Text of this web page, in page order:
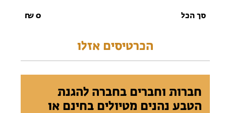
סך הכל 0
₪
הכרטיסים אזלו
חברות וחברים בחברה להגנת
הטבע נהנים מטיולים בחינם או